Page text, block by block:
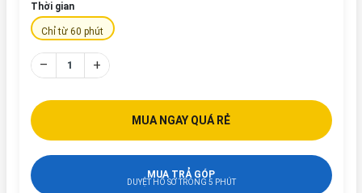
Thời gian
Chỉ từ 60 phút
– +
MUA NGAY QUÁ RẺ
MUA TRẢ GÓP
DUYỆT HỒ SƠ TRONG 5 PHÚT